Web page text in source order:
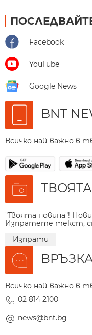
Facebook
YouTube
Google News
BNT
Всичко най-важно в
"Твоята новина"!
Изпратете текст,
Изпрати
Всичко най-важно в
02 814 2100
news@bnt.bg